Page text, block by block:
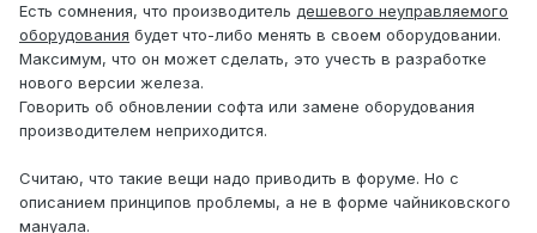
Есть сомнения, что производитель дешевого неуправляемого
оборудования будет что-либо менять в своем оборудовании.
Максимум, что он может сделать, это учесть в разработке
нового версии железа.
Говорить об обновлении софта или замене оборудования
производителем неприходится.
Считаю, что такие вещи надо приводить в форуме. Но с
описанием принципов проблемы, а не в форме чайниковского
мануала.